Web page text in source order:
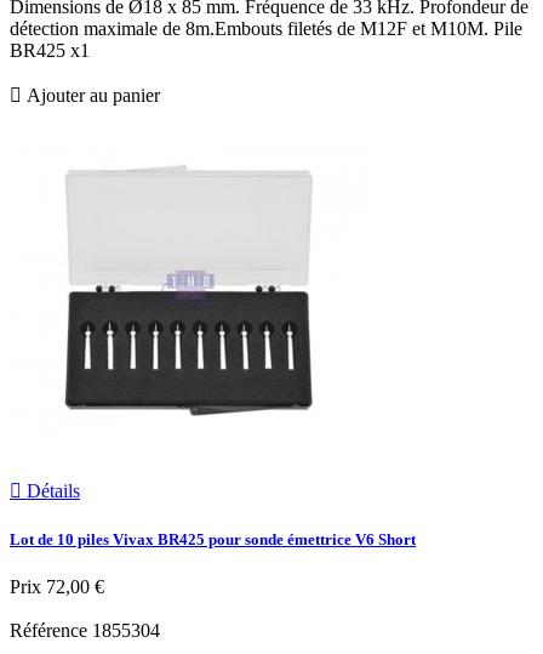
Dimensions de Ø18 x 85 mm. Fréquence de 33 kHz. Profondeur de
détection maximale de 8m.Embouts filetés de M12F et M10M. Pile
BR425 x1
 Ajouter au panier
 Détails
Lot de 10 piles Vivax BR425 pour sonde émettrice V6 Short
Prix 72,00 €
Référence 1855304